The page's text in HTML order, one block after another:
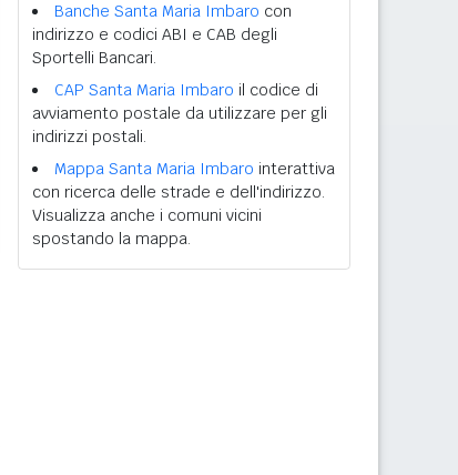
Banche Santa Maria Imbaro con
indirizzo e codici ABI e CAB degli
Sportelli Bancari.
CAP Santa Maria Imbaro il codice di
avviamento postale da utilizzare per gli
indirizzi postali.
Mappa Santa Maria Imbaro interattiva
con ricerca delle strade e dell'indirizzo.
Visualizza anche i comuni vicini
spostando la mappa.